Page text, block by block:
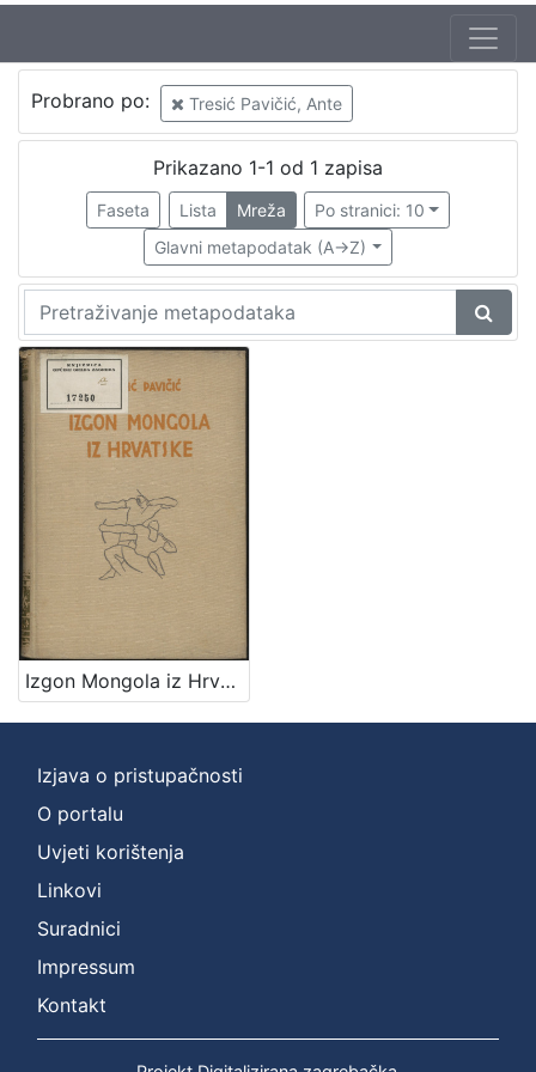
Probrano po: Tresić Pavičić, Ante
Prikazano 1-1 od 1 zapisa
Faseta Lista Mreža
Po stranici: 10
Glavni metapodatak (A->Z)
Izgon Mongola iz Hrvatske / A. Tresić Pavičić
Izjava o pristupačnosti
O portalu
Uvjeti korištenja
Linkovi
Suradnici
Impressum
Kontakt